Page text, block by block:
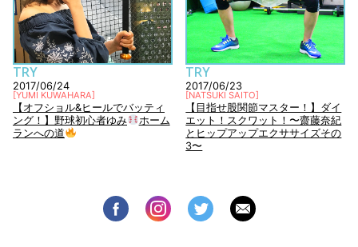
TRY
2017/06/24
[YUMI KUWAHARA]
【オフショル&ヒールでバッティ
ング！】野球初心者ゆみ
ホーム
ランへの道
TRY
2017/06/23
[NATSUKI SAITO]
【目指せ股関節マスター！】ダイ
エット！スクワット！〜齋藤奈紀
とヒップアップエクササイズその
3〜